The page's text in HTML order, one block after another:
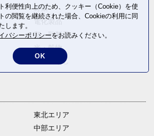
野菜
電化製品
卵・乳製品
米・穀物
返礼品なし
東北エリア
中部エリア
利便性向上のため、クッキー（Cookie）を使
の閲覧を継続された場合、Cookieの利用に同
します。
バシーポリシーをお読みください。
OK